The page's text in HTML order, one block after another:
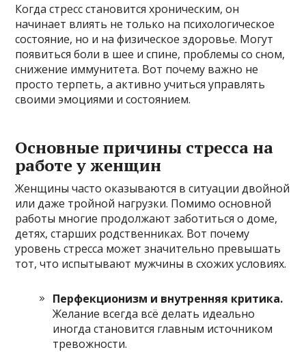
Когда стресс становится хроническим, он
начинает влиять не только на психологическое
состояние, но и на физическое здоровье. Могут
появиться боли в шее и спине, проблемы со сном,
снижение иммунитета. Вот почему важно не
просто терпеть, а активно учиться управлять
своими эмоциями и состоянием.
Основные причины стресса на
работе у женщин
Женщины часто оказываются в ситуации двойной
или даже тройной нагрузки. Помимо основной
работы многие продолжают заботиться о доме,
детях, старших родственниках. Вот почему
уровень стресса может значительно превышать
тот, что испытывают мужчины в схожих условиях.
Перфекционизм и внутренняя критика.
Желание всегда всё делать идеально
иногда становится главным источником
тревожности.